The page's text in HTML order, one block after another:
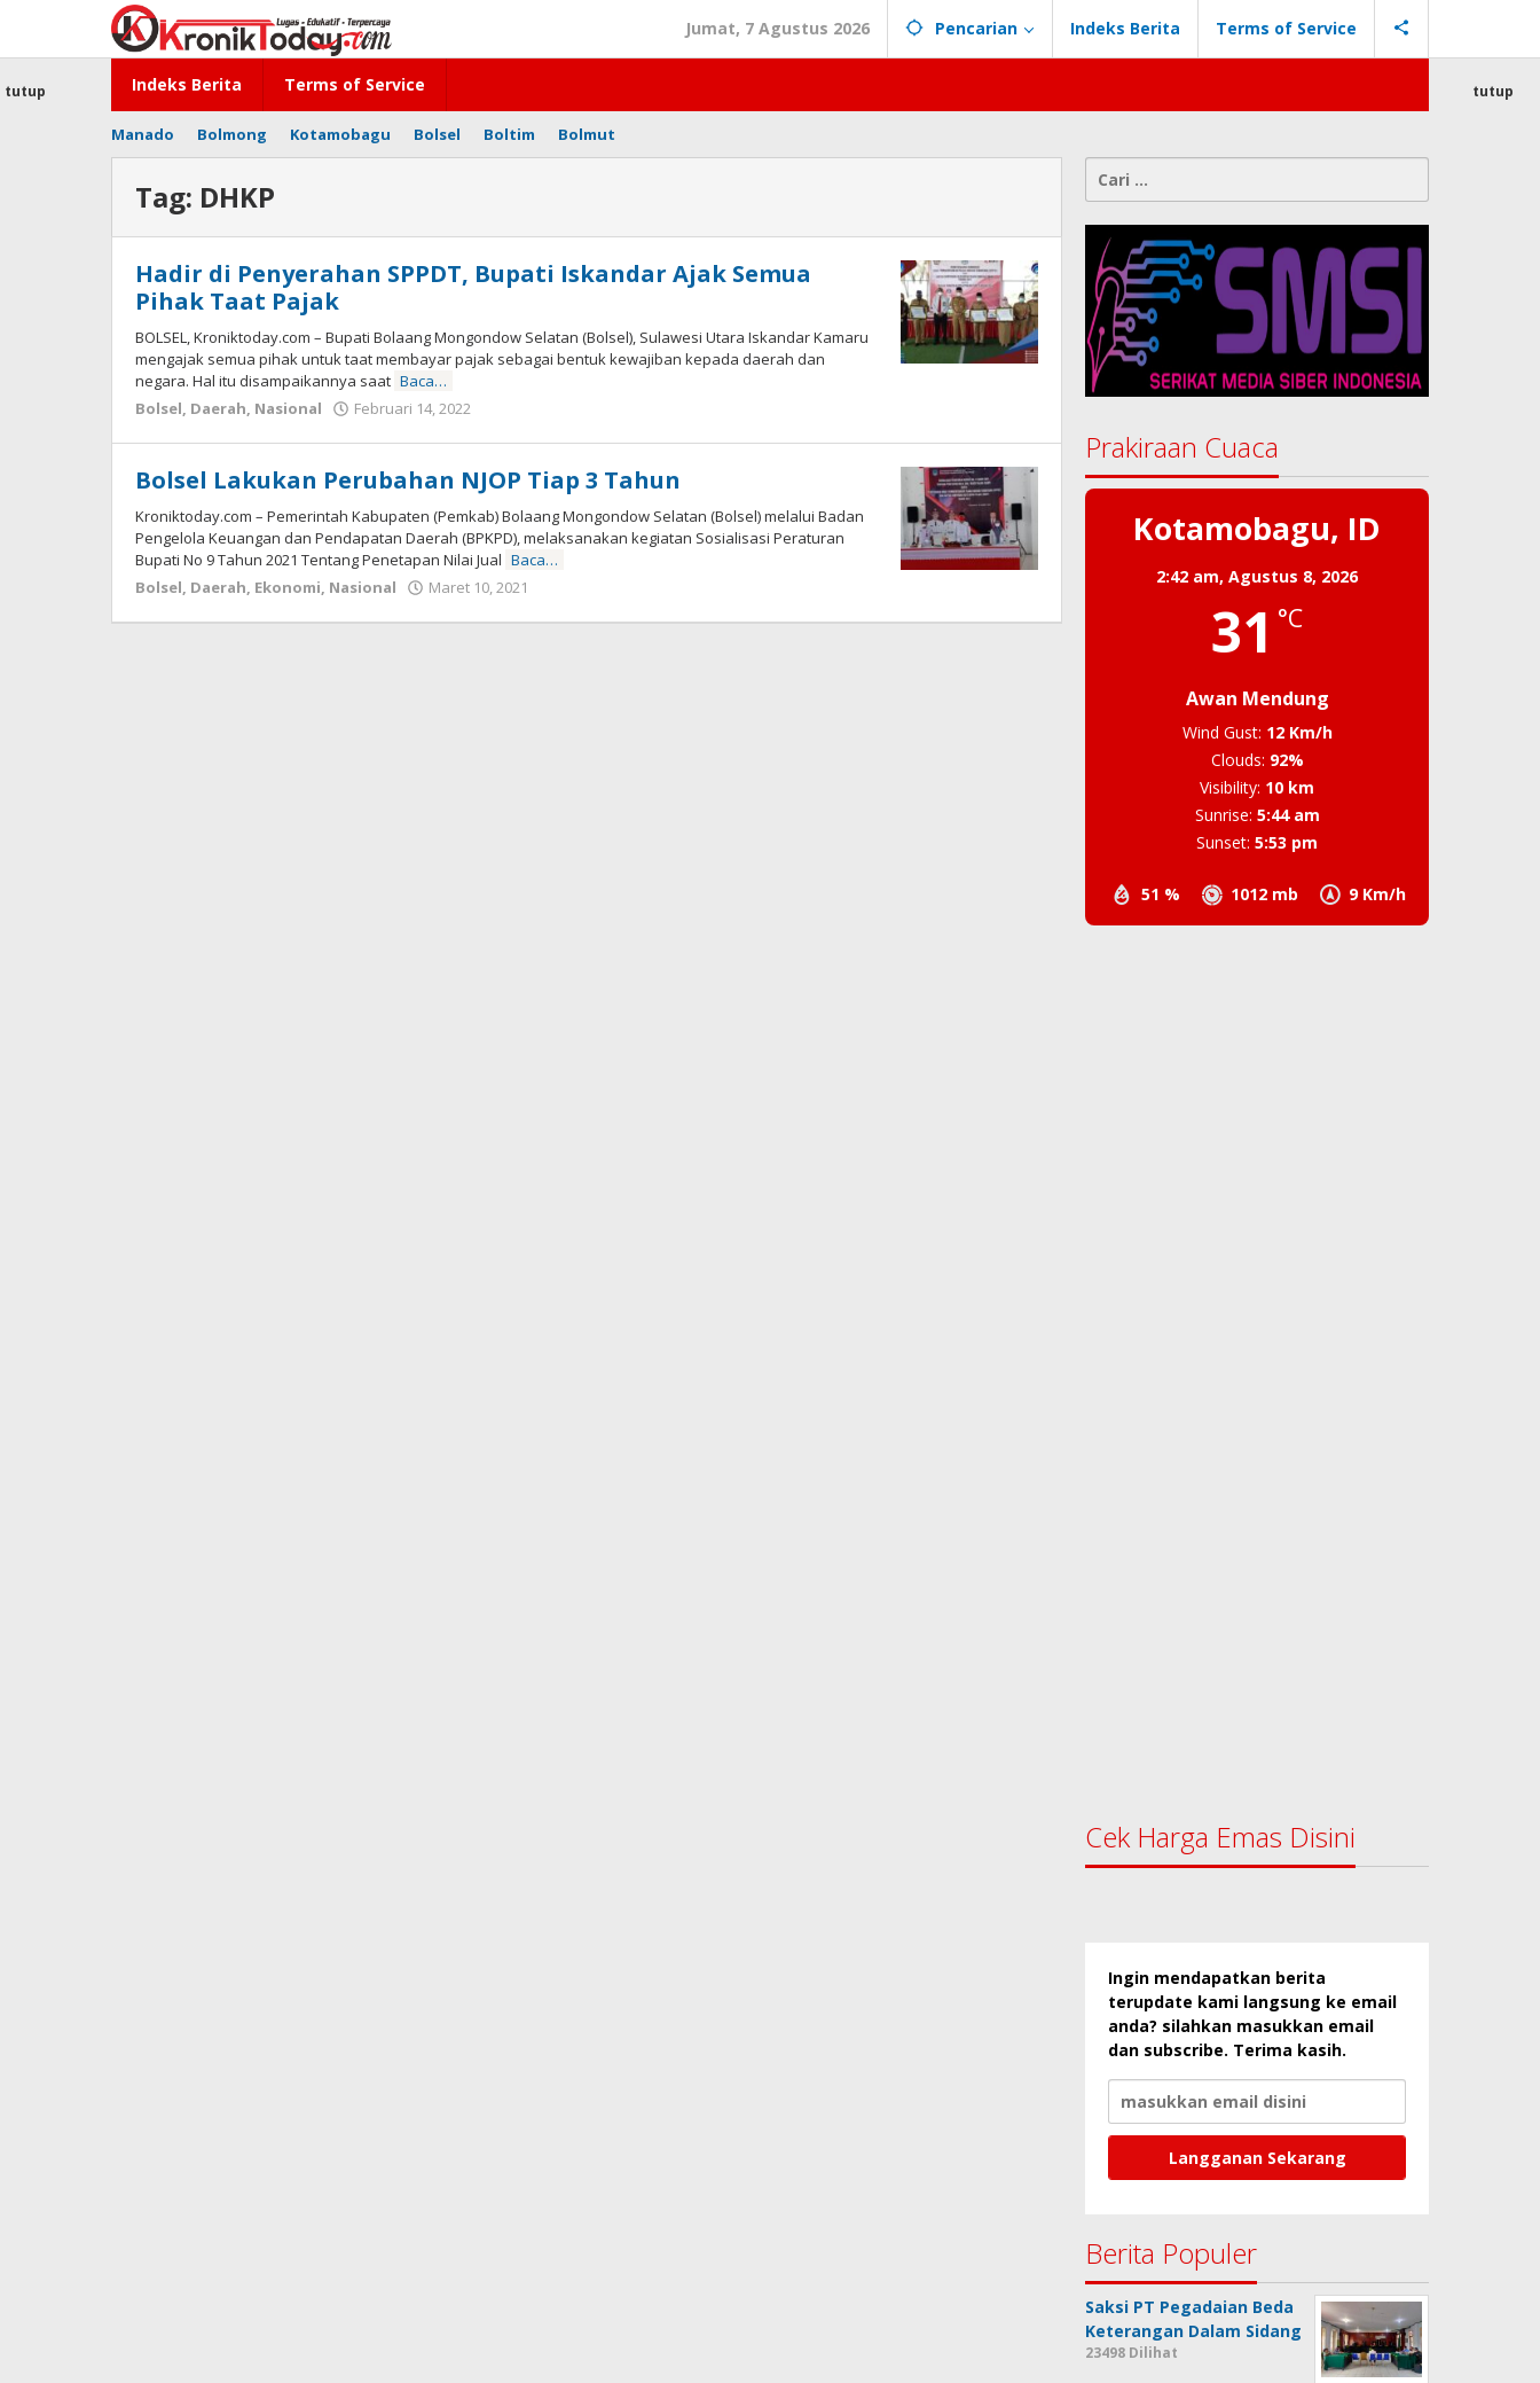
konten
Jumat, 7 Agustus 2026 Pencarian Indeks Berita Terms of Service
Indeks Berita Terms of Service
Manado Bolmong Kotamobagu Bolsel Boltim Bolmut
tutup tutup
Tag: DHKP
Hadir di Penyerahan SPPDT, Bupati Iskandar Ajak Semua
Pihak Taat Pajak
BOLSEL, Kroniktoday.com – Bupati Bolaang Mongondow Selatan (Bolsel), Sulawesi Utara Iskandar Kamaru
mengajak semua pihak untuk taat membayar pajak sebagai bentuk kewajiban kepada daerah dan
negara. Hal itu disampaikannya saat Baca…
Bolsel, Daerah, Nasional Februari 14, 2022
Bolsel Lakukan Perubahan NJOP Tiap 3 Tahun
Kroniktoday.com – Pemerintah Kabupaten (Pemkab) Bolaang Mongondow Selatan (Bolsel) melalui Badan
Pengelola Keuangan dan Pendapatan Daerah (BPKPD), melaksanakan kegiatan Sosialisasi Peraturan
Bupati No 9 Tahun 2021 Tentang Penetapan Nilai Jual Baca…
Bolsel, Daerah, Ekonomi, Nasional Maret 10, 2021
Cari
untuk:
Prakiraan Cuaca
Kotamobagu, ID
2:42 am,Agustus 8, 2026
31 °C
Awan Mendung
51 % 1012 mb 9 Km/h
Wind Gust: 12 Km/h
Clouds: 92%
Visibility: 10 km
Sunrise: 5:44 am
Sunset: 5:53 pm
Cek Harga Emas Disini
Ingin mendapatkan berita
terupdate kami langsung ke email
anda? silahkan masukkan email
dan subscribe. Terima kasih.
Berita Populer
Saksi PT Pegadaian Beda
Keterangan Dalam Sidang
23498 Dilihat